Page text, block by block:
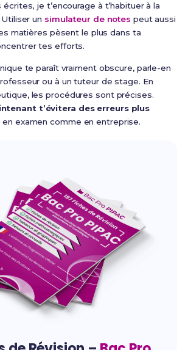
je t’encourage à t’habituer à la
un simulateur de notes peut aussi
matières pèsent le plus dans ta
tes efforts.
te paraît vraiment obscure, parle-en
ou à un tuteur de stage. En
les procédures sont précises.
t’évitera des erreurs plus
en examen comme en entreprise.